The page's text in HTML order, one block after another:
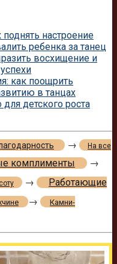
настроение
ребенка за танец
восхищение и
как поощрить
в танцах
детского роста
→ На все
комплименты →
→
Работающие
→
Камни-